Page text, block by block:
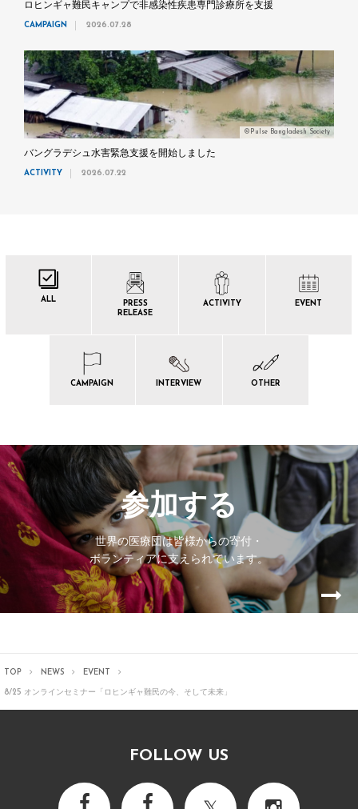
ロヒンギャ難民キャンプで非感染性疾患専門診療所を支援
CAMPAIGN 2026.07.28
©Pulse Bangladesh Society
バングラデシュ水害緊急支援を開始しました
ACTIVITY 2026.07.22
ALL
PRESS
RELEASE
ACTIVITY EVENT
CAMPAIGN INTERVIEW OTHER
参加する
世界の医療団は皆様からの寄付・
ボランティアに支えられています。
TOP NEWS EVENT
8/25 オンラインセミナー「ロヒンギャ難民の今、そして未来」
FOLLOW US